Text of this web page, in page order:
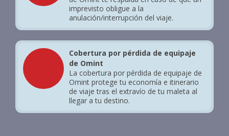
imprevisto obligue a la
anulación/interrupción del viaje.
Cobertura por pérdida de equipaje
de Omint
La cobertura por pérdida de equipaje de
Omint protege tu economía e itinerario
de viaje tras el extravío de tu maleta al
llegar a tu destino.